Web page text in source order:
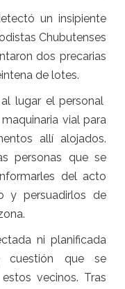
un insipiente
Chubutenses
dos precarias
de lotes.
lugar el personal
vial para
allí alojados.
personas que se
del acto
y persuadirlos de
ni planificada
cuestión que se
vecinos. Tras